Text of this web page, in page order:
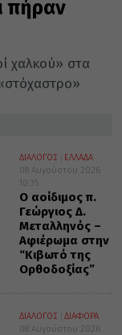
πήραν
χαλκού» στα
ΔΙΑΛΟΓΟΣ
ΕΛΛΑΔΑ
08 Αυγούστου 2026
10:35
Ο αοίδιμος π.
Γεώργιος Δ.
Μεταλληνός –
Αφιέρωμα στην
“Κιβωτό της
Ορθοδοξίας”
ΔΙΑΛΟΓΟΣ
ΔΙΑΦΟΡΑ
08 Αυγούστου 2026